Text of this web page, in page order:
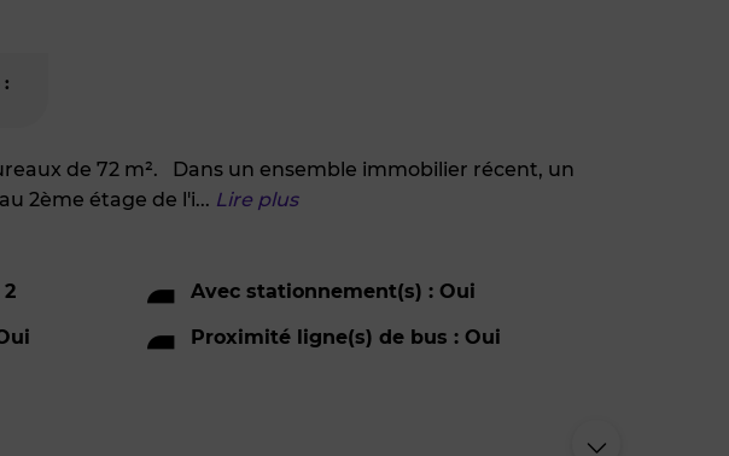
de 72 m². Dans un ensemble immobilier récent, un
2ème étage de l'i... Lire plus
Avec stationnement(s) : Oui
Proximité ligne(s) de bus : Oui